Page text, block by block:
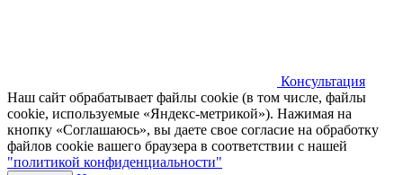
Консультация
Наш сайт обрабатывает файлы cookie (в том числе, файлы
cookie, используемые «Яндекс-метрикой»). Нажимая на
кнопку «Соглашаюсь», вы даете свое согласие на обработку
файлов cookie вашего браузера в соответствии с нашей
"политикой конфиденциальности"